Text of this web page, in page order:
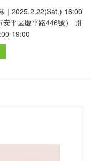
｜2025.2.22(Sat.) 16:00
平區慶平路446號） 開
19:00